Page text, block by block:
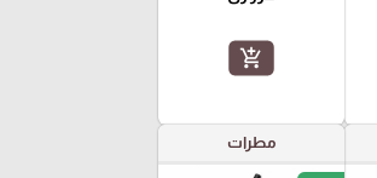
add_shopping_cart
مطرات